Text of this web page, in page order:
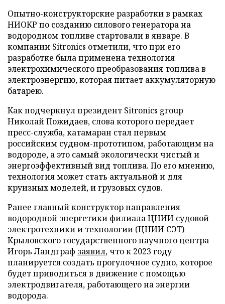
Опытно-конструкторские разработки в рамках
НИОКР по созданию силового генератора на
водородном топливе стартовали в январе. В
компании Sitronics отметили, что при его
разработке была применена технология
электрохимического преобразования топлива в
электроэнергию, которая питает аккумуляторную
батарею.
Как подчеркнул президент Sitronics group
Николай Пожидаев, слова которого передает
пресс-служба, катамаран стал первым
российским судном-прототипом, работающим на
водороде, а это самый экологически чистый и
энергоэффективный вид топлива. По его мнению,
технология может стать актуальной и для
круизных моделей, и грузовых судов.
Ранее главный конструктор направления
водородной энергетики филиала ЦНИИ судовой
электротехники и технологии (ЦНИИ СЭТ)
Крыловского государственного научного центра
Игорь Ландграф заявил, что к 2023 году
планируется создать прогулочное судно, которое
будет приводиться в движение с помощью
электродвигателя, работающего на энергии
водорода.